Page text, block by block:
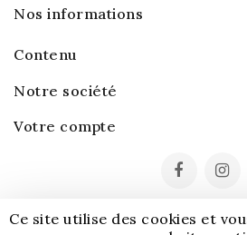
Nos informations
Contenu
Notre société
Votre compte
Ce site utilise des cookies et